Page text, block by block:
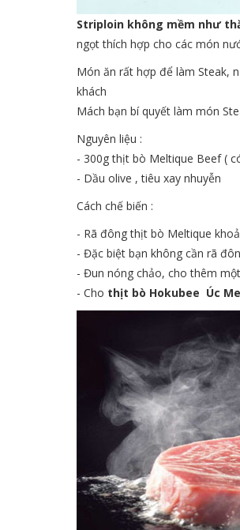
Striploin không mềm như
ngọt thích hợp cho các món
Món ăn rất hợp để làm Steak,
khách
Mách bạn bí quyết làm món
Nguyên liệu :
- 300g thịt bò Meltique Beef (
- Dầu olive , tiêu xay nhuyễn
Cách chế biến :
- Rã đông thịt bò Meltique
- Đặc biệt bạn không cần rã
- Đun nóng chảo, cho thêm
- Cho thịt bò Hokubee Úc